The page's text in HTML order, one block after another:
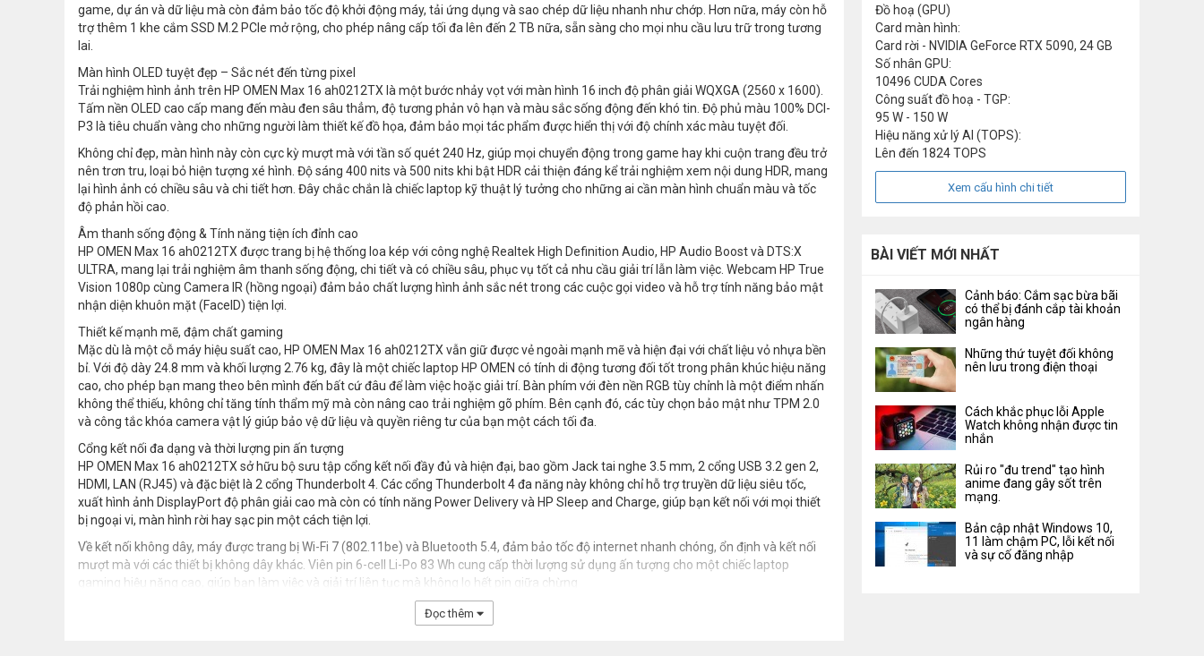
game, dự án và dữ liệu mà còn đảm bảo tốc độ khởi động máy, tải ứng dụng và sao chép dữ liệu nhanh như chớp. Hơn nữa, máy còn hỗ
trợ thêm 1 khe cắm SSD M.2 PCIe mở rộng, cho phép nâng cấp tối đa lên đến 2 TB nữa, sẵn sàng cho mọi nhu cầu lưu trữ trong tương
lai.
Màn hình OLED tuyệt đẹp – Sắc nét đến từng pixel
Trải nghiệm hình ảnh trên HP OMEN Max 16 ah0212TX là một bước nhảy vọt với màn hình 16 inch độ phân giải WQXGA (2560 x 1600).
Tấm nền OLED cao cấp mang đến màu đen sâu thẳm, độ tương phản vô hạn và màu sắc sống động đến khó tin. Độ phủ màu 100% DCI-
P3 là tiêu chuẩn vàng cho những người làm thiết kế đồ họa, đảm bảo mọi tác phẩm được hiển thị với độ chính xác màu tuyệt đối.
Không chỉ đẹp, màn hình này còn cực kỳ mượt mà với tần số quét 240 Hz, giúp mọi chuyển động trong game hay khi cuộn trang đều trở
nên trơn tru, loại bỏ hiện tượng xé hình. Độ sáng 400 nits và 500 nits khi bật HDR cải thiện đáng kể trải nghiệm xem nội dung HDR, mang
lại hình ảnh có chiều sâu và chi tiết hơn. Đây chắc chắn là chiếc laptop kỹ thuật lý tưởng cho những ai cần màn hình chuẩn màu và tốc
độ phản hồi cao.
Âm thanh sống động & Tính năng tiện ích đỉnh cao
HP OMEN Max 16 ah0212TX được trang bị hệ thống loa kép với công nghệ Realtek High Definition Audio, HP Audio Boost và DTS:X
ULTRA, mang lại trải nghiệm âm thanh sống động, chi tiết và có chiều sâu, phục vụ tốt cả nhu cầu giải trí lẫn làm việc. Webcam HP True
Vision 1080p cùng Camera IR (hồng ngoại) đảm bảo chất lượng hình ảnh sắc nét trong các cuộc gọi video và hỗ trợ tính năng bảo mật
nhận diện khuôn mặt (FaceID) tiện lợi.
Thiết kế mạnh mẽ, đậm chất gaming
Mặc dù là một cỗ máy hiệu suất cao, HP OMEN Max 16 ah0212TX vẫn giữ được vẻ ngoài mạnh mẽ và hiện đại với chất liệu vỏ nhựa bền
bỉ. Với độ dày 24.8 mm và khối lượng 2.76 kg, đây là một chiếc laptop HP OMEN có tính di động tương đối tốt trong phân khúc hiệu năng
cao, cho phép bạn mang theo bên mình đến bất cứ đâu để làm việc hoặc giải trí. Bàn phím với đèn nền RGB tùy chỉnh là một điểm nhấn
không thể thiếu, không chỉ tăng tính thẩm mỹ mà còn nâng cao trải nghiệm gõ phím. Bên cạnh đó, các tùy chọn bảo mật như TPM 2.0
và công tắc khóa camera vật lý giúp bảo vệ dữ liệu và quyền riêng tư của bạn một cách tối đa.
Cổng kết nối đa dạng và thời lượng pin ấn tượng
HP OMEN Max 16 ah0212TX sở hữu bộ sưu tập cổng kết nối đầy đủ và hiện đại, bao gồm Jack tai nghe 3.5 mm, 2 cổng USB 3.2 gen 2,
HDMI, LAN (RJ45) và đặc biệt là 2 cổng Thunderbolt 4. Các cổng Thunderbolt 4 đa năng này không chỉ hỗ trợ truyền dữ liệu siêu tốc,
xuất hình ảnh DisplayPort độ phân giải cao mà còn có tính năng Power Delivery và HP Sleep and Charge, giúp bạn kết nối với mọi thiết
bị ngoại vi, màn hình rời hay sạc pin một cách tiện lợi.
Về kết nối không dây, máy được trang bị Wi-Fi 7 (802.11be) và Bluetooth 5.4, đảm bảo tốc độ internet nhanh chóng, ổn định và kết nối
mượt mà với các thiết bị không dây khác. Viên pin 6-cell Li-Po 83 Wh cung cấp thời lượng sử dụng ấn tượng cho một chiếc laptop
gaming hiệu năng cao, giúp bạn làm việc và giải trí liên tục mà không lo hết pin giữa chừng
Đọc thêm
Đồ hoạ (GPU)
Card màn hình:
Card rời - NVIDIA GeForce RTX 5090, 24 GB
Số nhân GPU:
10496 CUDA Cores
Công suất đồ hoạ - TGP:
95 W - 150 W
Hiệu năng xử lý AI (TOPS):
Lên đến 1824 TOPS
Xem cấu hình chi tiết
BÀI VIẾT MỚI NHẤT
Cảnh báo: Cắm sạc bừa bãi
có thể bị đánh cắp tài khoản
ngân hàng
Những thứ tuyệt đối không
nên lưu trong điện thoại
Cách khắc phục lỗi Apple
Watch không nhận được tin
nhắn
Rủi ro "đu trend" tạo hình
anime đang gây sốt trên
mạng.
Bản cập nhật Windows 10,
11 làm chậm PC, lỗi kết nối
và sự cố đăng nhập